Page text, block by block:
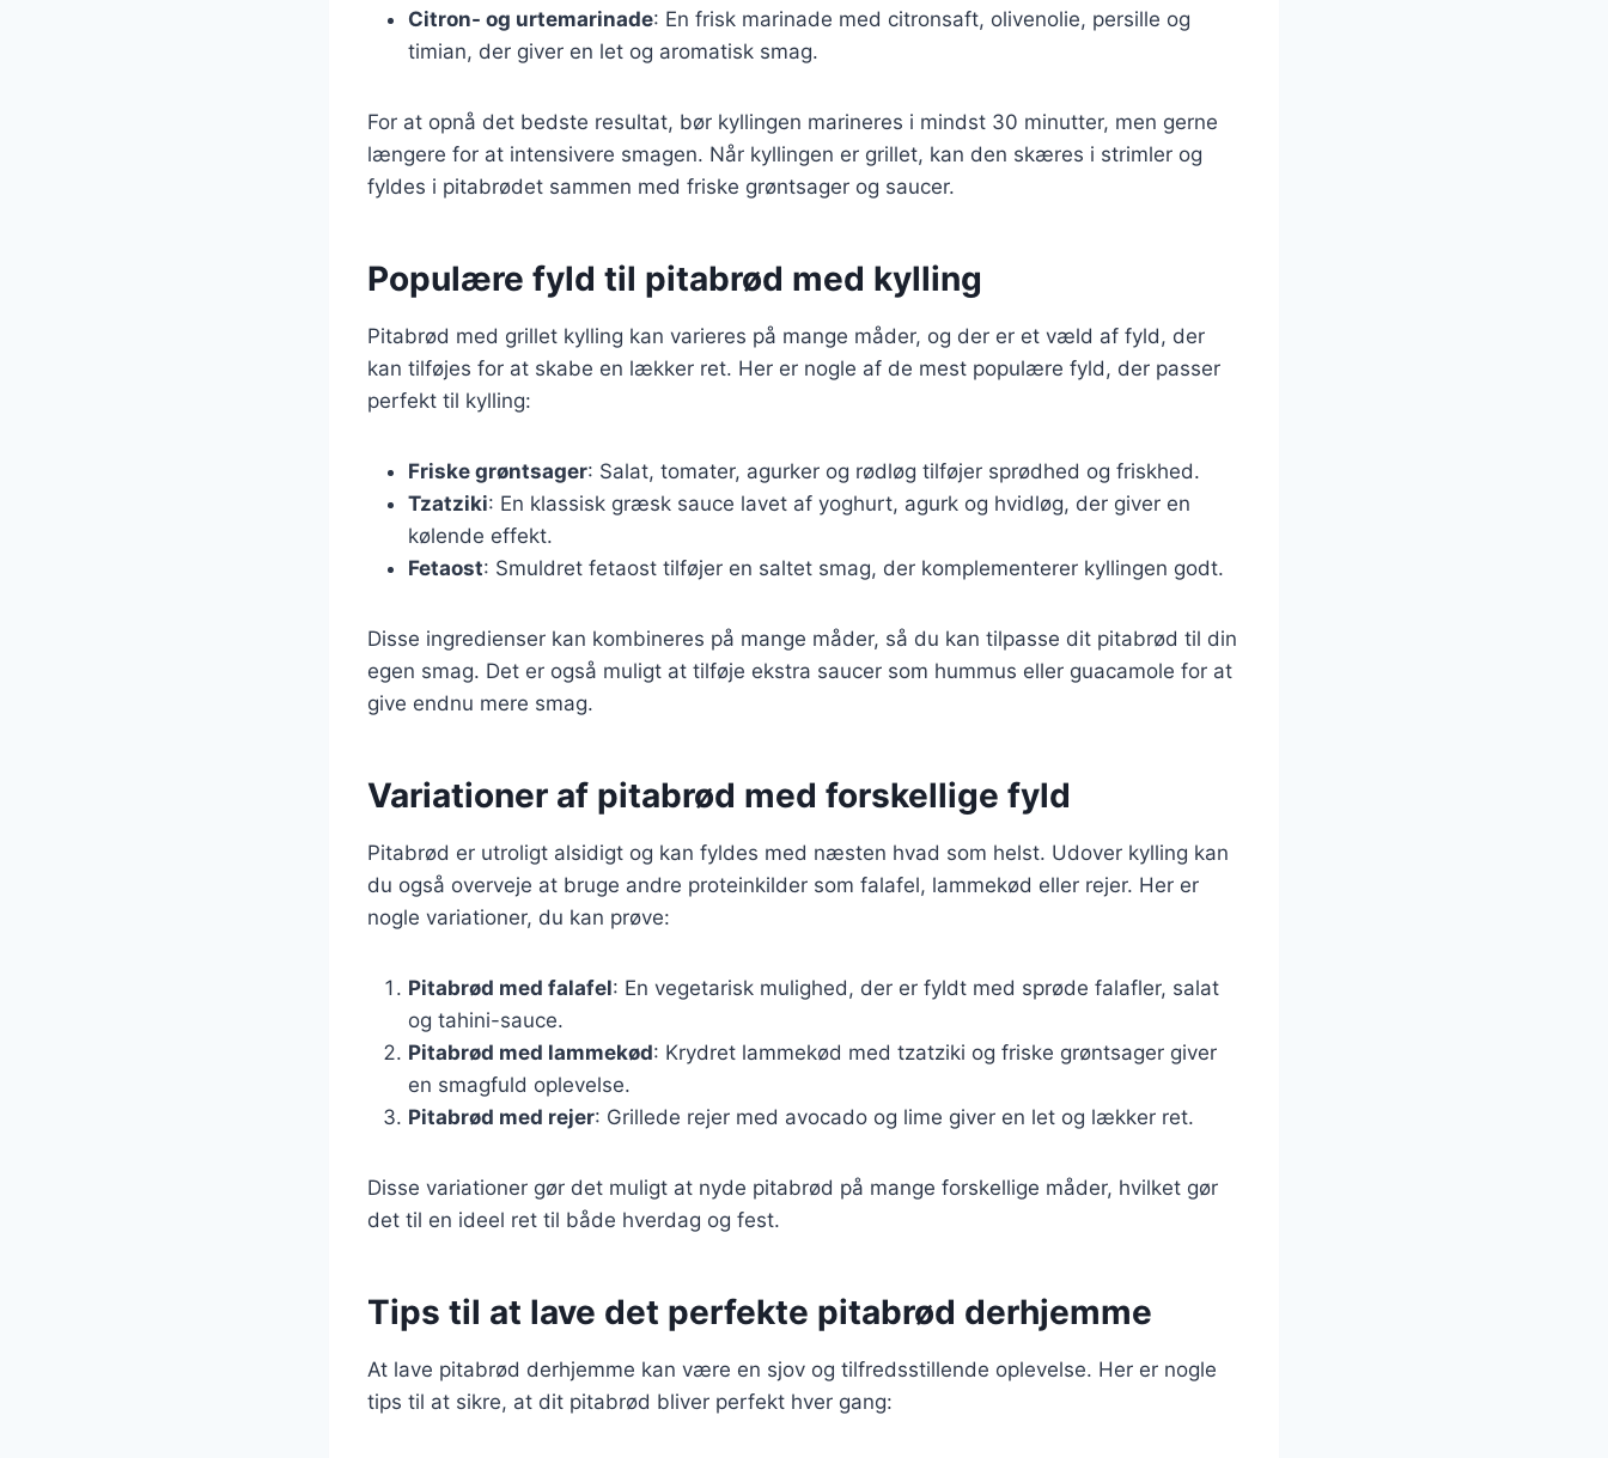
Citron- og urtemarinade: En frisk marinade med citronsaft, olivenolie, persille og
timian, der giver en let og aromatisk smag.
For at opnå det bedste resultat, bør kyllingen marineres i mindst 30 minutter, men gerne
længere for at intensivere smagen. Når kyllingen er grillet, kan den skæres i strimler og
fyldes i pitabrødet sammen med friske grøntsager og saucer.
Populære fyld til pitabrød med kylling
Pitabrød med grillet kylling kan varieres på mange måder, og der er et væld af fyld, der
kan tilføjes for at skabe en lækker ret. Her er nogle af de mest populære fyld, der passer
perfekt til kylling:
Friske grøntsager: Salat, tomater, agurker og rødløg tilføjer sprødhed og friskhed.
Tzatziki: En klassisk græsk sauce lavet af yoghurt, agurk og hvidløg, der giver en
kølende effekt.
Fetaost: Smuldret fetaost tilføjer en saltet smag, der komplementerer kyllingen godt.
Disse ingredienser kan kombineres på mange måder, så du kan tilpasse dit pitabrød til din
egen smag. Det er også muligt at tilføje ekstra saucer som hummus eller guacamole for at
give endnu mere smag.
Variationer af pitabrød med forskellige fyld
Pitabrød er utroligt alsidigt og kan fyldes med næsten hvad som helst. Udover kylling kan
du også overveje at bruge andre proteinkilder som falafel, lammekød eller rejer. Her er
nogle variationer, du kan prøve:
Pitabrød med falafel: En vegetarisk mulighed, der er fyldt med sprøde falafler, salat
og tahini-sauce.
Pitabrød med lammekød: Krydret lammekød med tzatziki og friske grøntsager giver
en smagfuld oplevelse.
Pitabrød med rejer: Grillede rejer med avocado og lime giver en let og lækker ret.
Disse variationer gør det muligt at nyde pitabrød på mange forskellige måder, hvilket gør
det til en ideel ret til både hverdag og fest.
Tips til at lave det perfekte pitabrød derhjemme
At lave pitabrød derhjemme kan være en sjov og tilfredsstillende oplevelse. Her er nogle
tips til at sikre, at dit pitabrød bliver perfekt hver gang: